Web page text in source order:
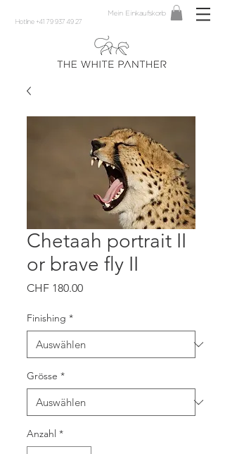
Hotline +41 79 937 49 27
Mein Einkaufskorb
Chetaah portrait II
or brave fly II
CHF 180.00Preis
Finishing *
Grösse *
Anzahl *